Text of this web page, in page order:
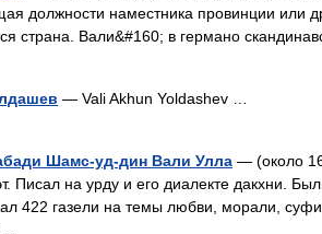
должности наместника провинции или
страна. Вали&#160; в германо
— Vali Akhun Yoldashev …
Шамс-уд-дин Вали Улла — (около
Писал на урду и его диалекте дакхни.
422 газели на темы любви, морали,